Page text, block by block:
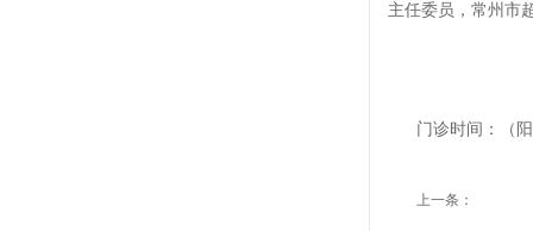
主任委员，常州市
门诊时间：（
上一条：